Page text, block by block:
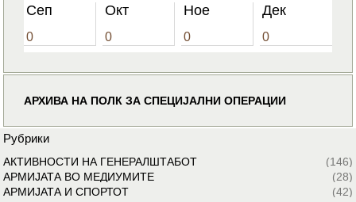
Сеп
0
Окт
0
Ное
0
Дек
0
АРХИВА НА ПОЛК ЗА СПЕЦИЈАЛНИ ОПЕРАЦИИ
Рубрики
АКТИВНОСТИ НА ГЕНЕРАЛШТАБОТ
(146)
АРМИЈАТА ВО МЕДИУМИТЕ
(28)
АРМИЈАТА И СПОРТОТ
(42)